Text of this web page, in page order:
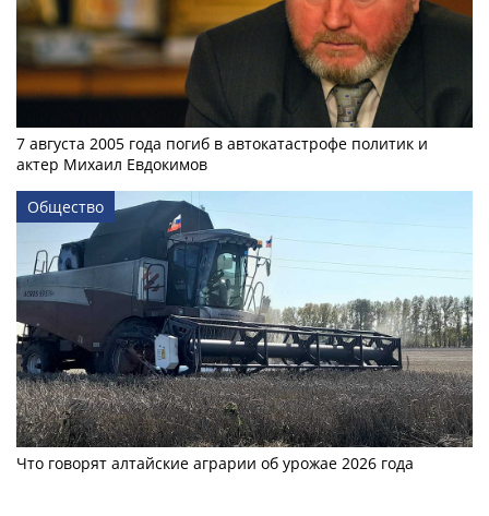
7 августа 2005 года погиб в автокатастрофе политик и
актер Михаил Евдокимов
Общество
Что говорят алтайские аграрии об урожае 2026 года